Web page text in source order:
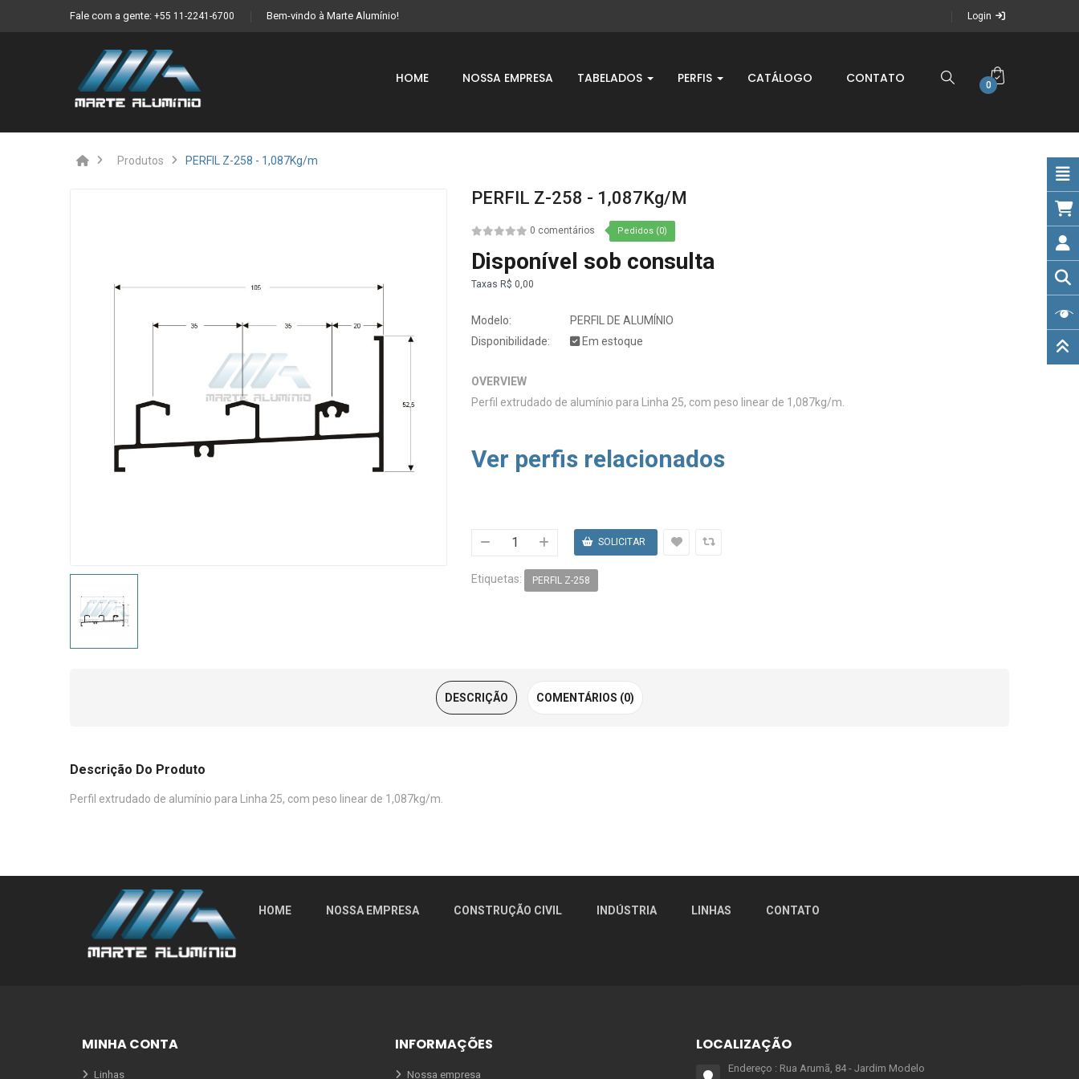
Fale com a gente: +55 11-2241-6700 Bem-vindo à Marte Alumínio! Login
HOME NOSSA EMPRESA TABELADOS PERFIS CATÁLOGO CONTATO 0
Produtos PERFIL Z-258 - 1,087Kg/m
PERFIL Z-258 - 1,087Kg/m
0 comentários Pedidos (0)
Disponível sob consulta
Taxas R$ 0,00
Modelo:
PERFIL DE ALUMÍNIO
Disponibilidade:
Em estoque
OVERVIEW
Perfil extrudado de alumínio para Linha 25, com peso linear de 1,087kg/m.
Ver perfis relacionados
Etiquetas: PERFIL Z-258
DESCRIÇÃO COMENTÁRIOS (0)
Descrição Do Produto
Perfil extrudado de alumínio para Linha 25, com peso linear de 1,087kg/m.
HOME NOSSA EMPRESA CONSTRUÇÃO CIVIL INDÚSTRIA LINHAS CONTATO
MINHA CONTA
Linhas
INFORMAÇÕES
Nossa empresa
LOCALIZAÇÃO
Endereço : Rua Arumã, 84 - Jardim Modelo